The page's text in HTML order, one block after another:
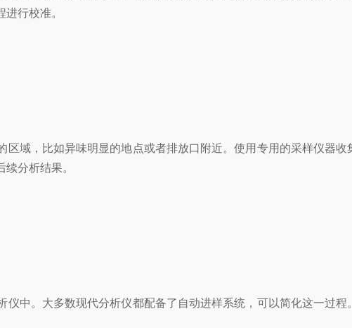
行校准。
，比如异味明显的地点或者排放口附近。使用专用的采样仪器收
分析结果。
。大多数现代分析仪都配备了自动进样系统，可以简化这一过程